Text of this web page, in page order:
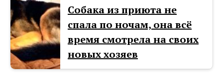
Собака из приюта не
спала по ночам, она всё
время смотрела на своих
новых хозяев